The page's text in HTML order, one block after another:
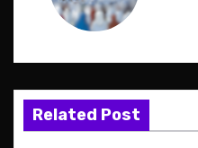
v
iRelated Post